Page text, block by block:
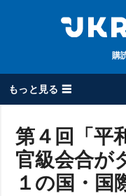
購
もっと見る ☰
全てのトピック
戦争
第４回「平
官級会合
１の国・国